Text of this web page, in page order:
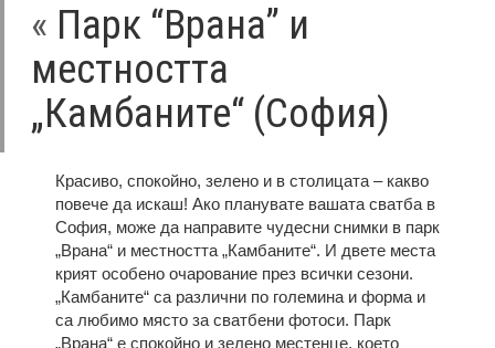
« Парк “Врана” и
местността
„Камбаните“ (София)
Красиво, спокойно, зелено и в столицата – какво
повече да искаш! Ако планувате вашата сватба в
София, може да направите чудесни снимки в парк
„Врана“ и местността „Камбаните“. И двете места
крият особено очарование през всички сезони.
„Камбаните“ са различни по големина и форма и
са любимо място за сватбени фотоси. Парк
„Врана“ е спокойно и зелено местенце, което